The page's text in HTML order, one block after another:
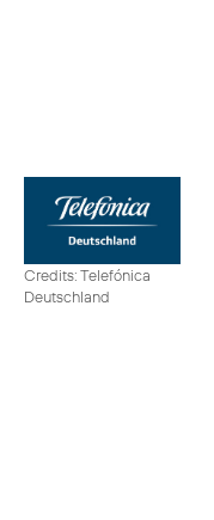
Credits: Telefónica
Deutschland